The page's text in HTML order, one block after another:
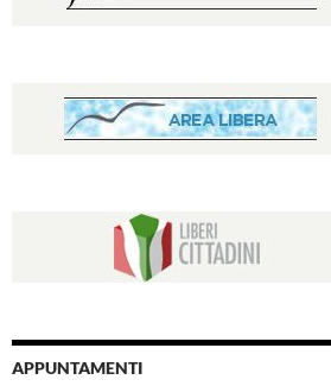
APPUNTAMENTI